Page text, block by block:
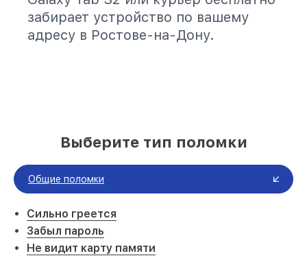
забирает устройство по вашему
адресу в Ростове-на-Дону.
Выберите тип поломки
Общие поломки
Сильно греется
Забыл пароль
Не видит карту памяти